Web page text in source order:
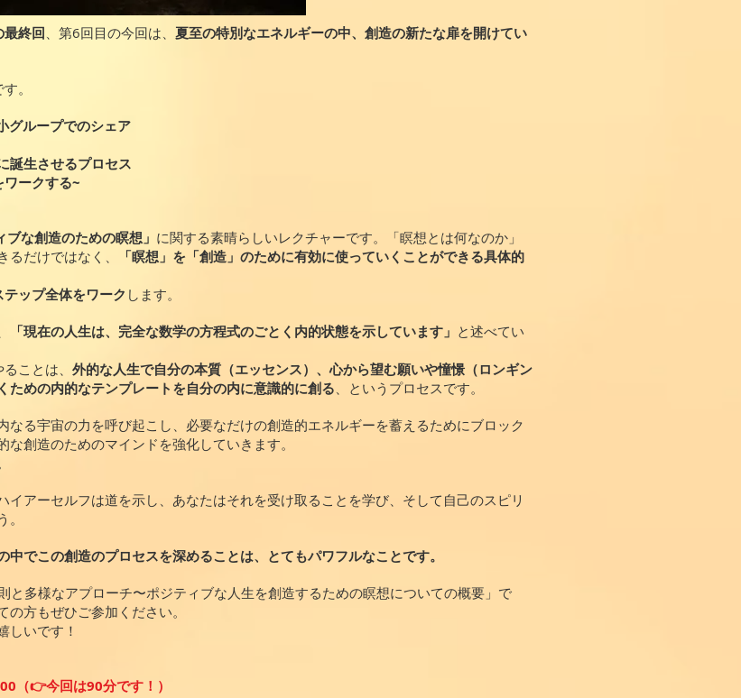
終回、第6回目の今回は、 夏至の特別なエネルギーの中、創造の新たな扉を開けてい
。
グループでのシェア
誕生させるプロセス
クする~
な創造のための瞑想」 に関する素晴らしいレクチャーです。「瞑想とは何なのか」
だけではなく、
「瞑想」を「創造」のために有効に使っていくことができる具体的
ップ全体をワーク します。
「現在の人生は、完全な数学の方程式のごとく内的状態を示しています」 と述べてい
ことは、 外的な人生で自分の本質（エッセンス）、心から望む願いや憧憬（ロンギン
ための内的なテンプレートを自分の内に意識的に創る、というプロセスです。
なる宇宙の力を呼び起こし、必要なだけの創造的エネルギーを蓄えるためにブロック
創造のためのマインドを強化していきます。
イアーセルフは道を示し、あなたはそれを受け取ることを学び、そして自己のスピリ
でこの創造のプロセスを深めることは、とてもパワフルなことです。
と多様なアプローチ〜ポジティブな人生を創造するための瞑想についての概要」で
方もぜひご参加ください。
しいです！
（👉今回は90分です！）